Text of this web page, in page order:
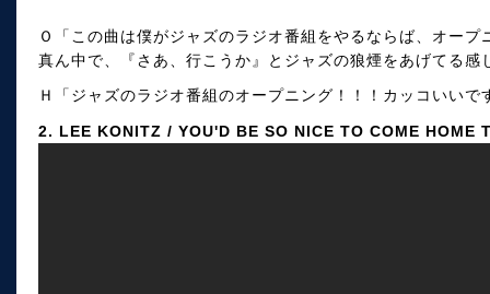
Ｏ「この曲は僕がジャズのラジオ番組をやるならば、オー
真ん中で、『さあ、行こうか』とジャズの狼煙をあげてる感
Ｈ「ジャズのラジオ番組のオープニング！！！カッコいいで
2. LEE KONITZ / YOU'D BE SO NICE TO COME HOME